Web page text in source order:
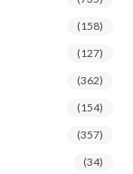
(158)
(127)
(362)
(154)
(357)
(34)